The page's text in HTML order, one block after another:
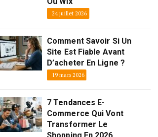
24 juillet 2026
Comment Savoir Si Un
Site Est Fiable Avant
D’acheter En Ligne ?
19 mars 2026
7 Tendances E-
Commerce Qui Vont
Transformer Le